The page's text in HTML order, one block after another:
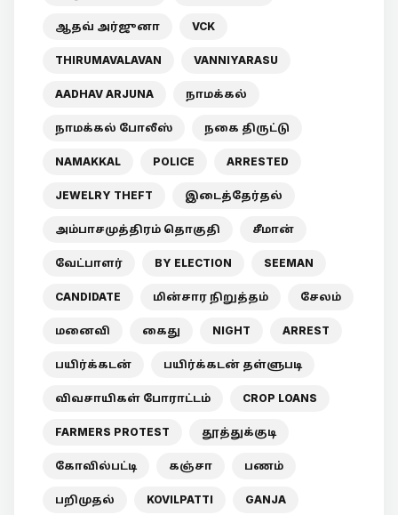
ஆதவ் அர்ஜுனா VCK
THIRUMAVALAVAN VANNIYARASU
AADHAV ARJUNA நாமக்கல்
நாமக்கல் போலீஸ் நகை திருட்டு
NAMAKKAL POLICE ARRESTED
JEWELRY THEFT இடைத்தேர்தல்
அம்பாசமுத்திரம் தொகுதி சீமான்
வேட்பாளர் BY ELECTION SEEMAN
CANDIDATE மின்சார நிறுத்தம் சேலம்
மனைவி கைது NIGHT ARREST
பயிர்க்கடன் பயிர்க்கடன் தள்ளுபடி
விவசாயிகள் போராட்டம் CROP LOANS
FARMERS PROTEST தூத்துக்குடி
கோவில்பட்டி கஞ்சா பணம்
பறிமுதல் KOVILPATTI GANJA